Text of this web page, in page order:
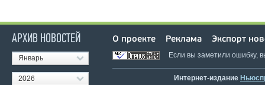
АРХИВ НОВОСТЕЙ
Январь
2026
О проекте Реклама Экспорт
Если вы заметили ошибку,
Интернет-издание